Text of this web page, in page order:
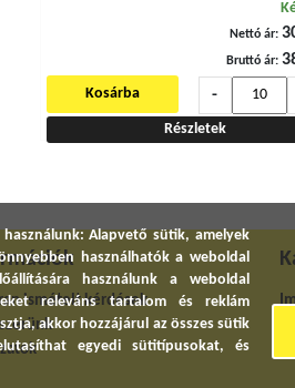
Nettó ár:
Bruttó ár:
-
Kosárba
Részletek
ismételt kérdések
Alapvető sütik, amelyek
használhatók a weboldal
használunk a weboldal
releváns tartalom és reklám
akkor hozzájárul az összes sütik
egyedi sütitípusokat, és